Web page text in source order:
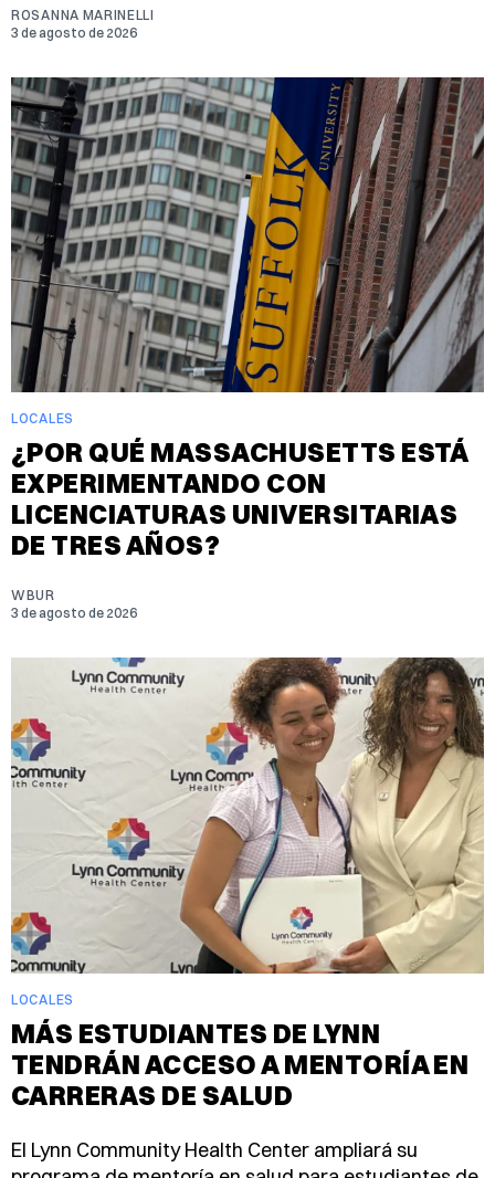
ROSANNA MARINELLI
3 de agosto de 2026
LOCALES
¿POR QUÉ MASSACHUSETTS ESTÁ
EXPERIMENTANDO CON
LICENCIATURAS UNIVERSITARIAS
DE TRES AÑOS?
WBUR
3 de agosto de 2026
LOCALES
MÁS ESTUDIANTES DE LYNN
TENDRÁN ACCESO A MENTORÍA EN
CARRERAS DE SALUD
El Lynn Community Health Center ampliará su